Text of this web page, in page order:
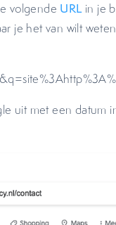
volgende URLin je
je het van wilt
uit met een datum